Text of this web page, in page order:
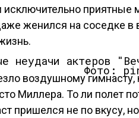
исключительно
женился на соседке в
Фото:
воздушному гимнасту,
Миллера. То ли полет
пришелся не по вкусу,